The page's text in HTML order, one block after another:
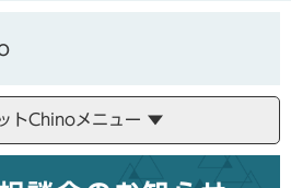
トChinoメニュー